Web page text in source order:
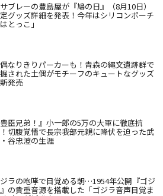
ブレーの豊島屋が『鳩の日』（8月10日）
グッズ詳細を発表！今年はシリコンポーチ
はとっこ」
なりきりパーカーも！青森の縄文遺跡群で
された土偶がモチーフのキュートなグッズ
発売
豊臣兄弟！』小一郎の5万の大軍に徹底抗
切腹覚悟で長宗我部元親に降伏を迫った武
谷忠澄の生涯
ラの咆哮で目覚める朝…1954年公開『ゴジ
の貴重音源を搭載した「ゴジラ音声目覚ま